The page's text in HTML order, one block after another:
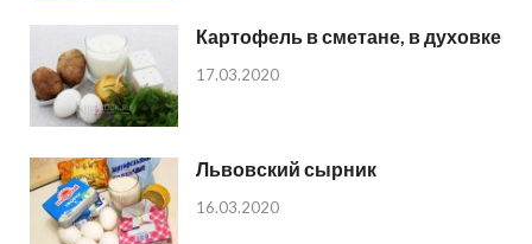
Картофель в сметане, в духовке
17.03.2020
Львовский сырник
16.03.2020